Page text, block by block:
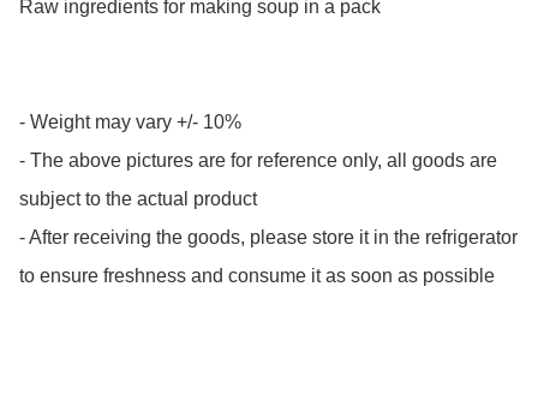
Raw ingredients for making soup in a pack
- Weight may vary +/- 10%
- The above pictures are for reference only, all goods are
subject to the actual product
- After receiving the goods, please store it in the refrigerator
to ensure freshness and consume it as soon as possible